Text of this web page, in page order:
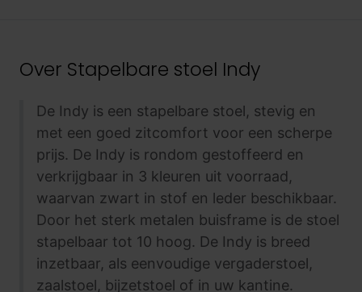
Over Stapelbare stoel Indy
De Indy is een stapelbare stoel, stevig en
met een goed zitcomfort voor een scherpe
prijs. De Indy is rondom gestoffeerd en
verkrijgbaar in 3 kleuren uit voorraad,
waarvan zwart in stof en leder beschikbaar.
Door het sterk metalen buisframe is de stoel
stapelbaar tot 10 hoog. De Indy is breed
inzetbaar, als eenvoudige vergaderstoel,
zaalstoel, bijzetstoel of in uw kantine.